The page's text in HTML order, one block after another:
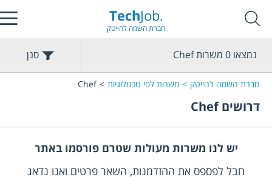
TechJob.
חברת השמה להייטק
חברת השמה להייטק משרות לפי טכנולוגיות Chef
דרושיםChef
נמצאו 0 משרותChef סנן
יש לנו משרות מעולות שטרם פורסמו באתר
חבל לפספס את ההזדמנות, השאר פרטים ואנו נדאג